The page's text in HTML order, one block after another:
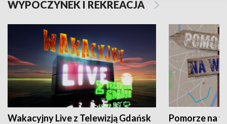
WYPOCZYNEK I REKREACJA
Wakacyjny Live z Telewizją Gdańsk Pomorze na